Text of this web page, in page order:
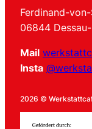
Ferdinand-
06844
Mail
Insta
2026 ©